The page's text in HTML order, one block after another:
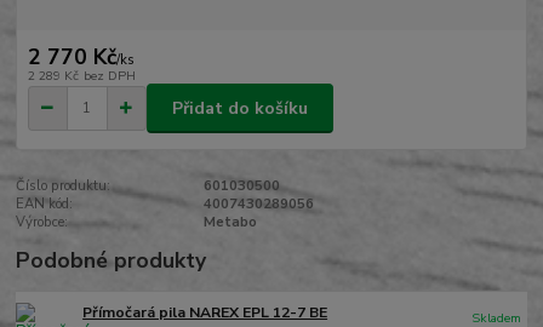
2 770 Kč/ks
2 289 Kč bez DPH
Přidat do košíku
Číslo produktu:
601030500
EAN kód:
4007430289056
Výrobce:
Metabo
Podobné produkty
Přímočará pila NAREX EPL 12-7 BE
Skladem